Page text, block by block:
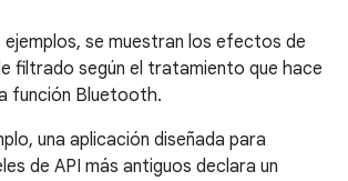
ejemplos, se muestran los efectos de
filtrado según el tratamiento que hace
función Bluetooth.
una aplicación diseñada para
de API más antiguos declara un